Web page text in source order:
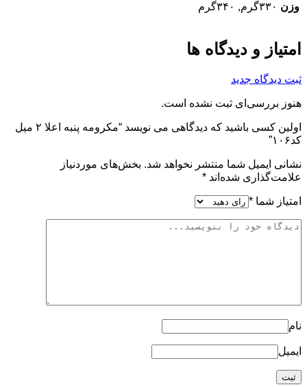
وزن ۳۳۰گرم, ۳۴۰گرم
امتیاز و دیدگاه ها
ثبت دیدگاه جدید
هنوز بررسی‌ای ثبت نشده است.
اولین کسی باشید که دیدگاهی می نویسد “مکرومه پنبه اعلا ۲ میل
کد۱۰۶”
نشانی ایمیل شما منتشر نخواهد شد. بخش‌های موردنیاز
علامت‌گذاری شده‌اند *
امتیاز شما *
نام
ایمیل